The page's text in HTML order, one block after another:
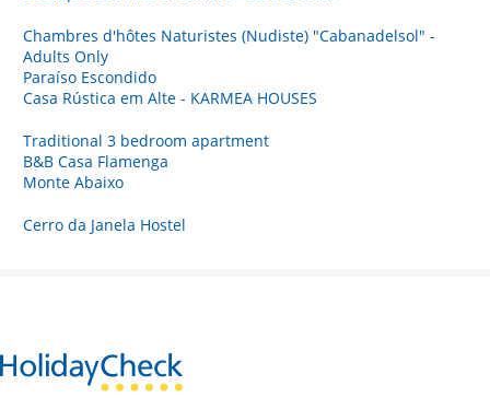
Chambres d'hôtes Naturistes (Nudiste) "Cabanadelsol" -
Adults Only
Paraíso Escondido
Casa Rústica em Alte - KARMEA HOUSES
Traditional 3 bedroom apartment
B&B Casa Flamenga
Monte Abaixo
Cerro da Janela Hostel